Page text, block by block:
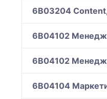
6B03204
6B04102
6B04102
6B04104